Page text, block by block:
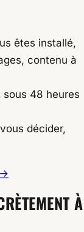
êtes installé,
contenu à
48 heures
décider,
À